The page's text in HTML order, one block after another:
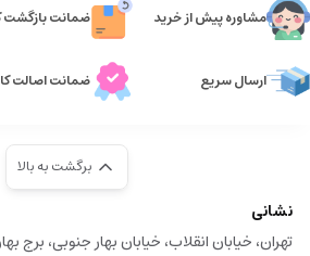
مشاوره پیش از خرید ضمانت بازگشت
ارسال سریع ضمانت اصالت
برگشت به بالا
نشانی
تهران، خیابان انقلاب، خیابان بهار جنوبی، برج بهار، طبقه ۲